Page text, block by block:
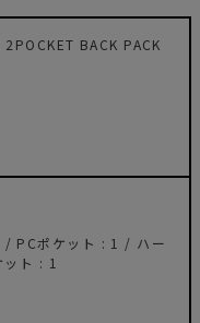
BACK PACK
PCポケット : 1 / ハー
ト : 1